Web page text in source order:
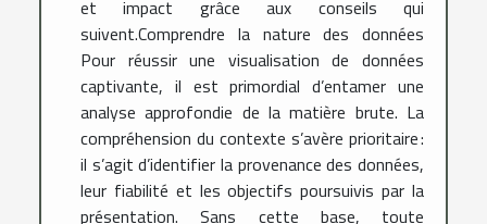
et impact grâce aux conseils qui
suivent.Comprendre la nature des données
Pour réussir une visualisation de données
captivante, il est primordial d’entamer une
analyse approfondie de la matière brute. La
compréhension du contexte s’avère prioritaire :
il s’agit d’identifier la provenance des données,
leur fiabilité et les objectifs poursuivis par la
présentation. Sans cette base, toute